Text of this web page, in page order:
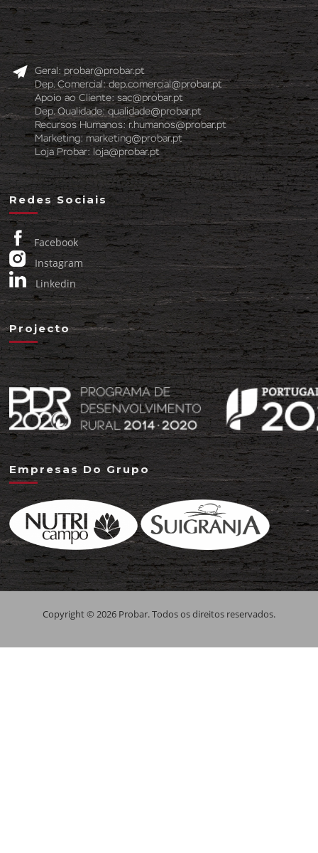
Geral:probar@probar.pt
Dep. Comercial:dep.comercial@probar.pt
Apoio ao Cliente:sac@probar.pt
Dep. Qualidade:qualidade@probar.pt
Recursos Humanos:r.humanos@probar.pt
Marketing:marketing@probar.pt
Loja Probar: loja@probar.pt
Redes Sociais
Facebook
Instagram
Linkedin
Projecto
Empresas Do Grupo
Copyright © 2026 Probar. Todos os direitos reservados.